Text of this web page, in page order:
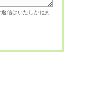
信はいたしかねま